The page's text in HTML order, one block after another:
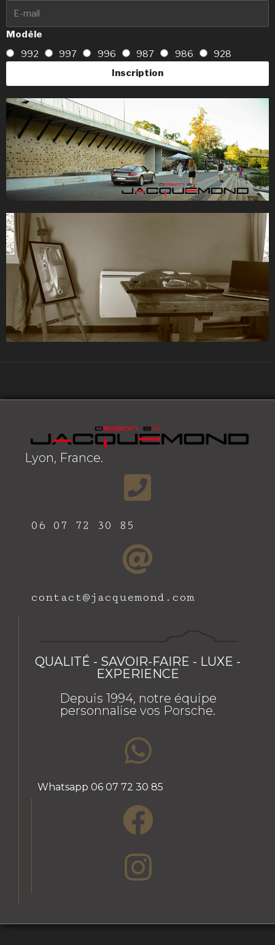
Modèle
992
997 996 987 986
928
Inscription
Lyon, France.
06 07 72 30 85
contact@jacquemond.com
QUALITÉ - SAVOIR-FAIRE - LUXE -
EXPERIENCE
Depuis 1994, notre équipe
personnalise vos Porsche.
Whatsapp 06 07 72 30 85